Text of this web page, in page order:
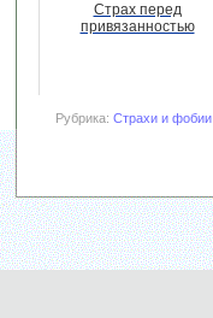
Страх перед
привязанностью
Рубрика: Страхи и фобии